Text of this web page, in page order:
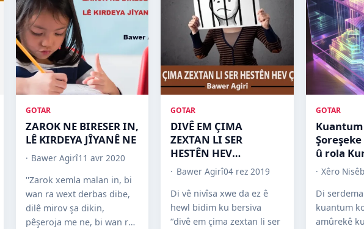
GOTAR
ZAROK NE BIRESER IN,
LÊ KIRDEYA JÎYANÊ NE
Bawer Agirî11 avr 2020
''Zarok xemla malan in, bi
wan ra wext derbas dibe,
dilê mirov şa dikin,
pêşeroja me ne, bi wan ra
GOTAR
DIVÊ EM ÇIMA
ZEXTAN LI SER
HESTÊN HEV
ÇÊNEKIN?
Bawer Agirî04 rez 2019
Di vê nivîsa xwe da ez ê
hewl bidim ku bersiva
‘’divê em çima zextan li ser
GOTAR
û rola
Xêro
Di
kuantum
amûrekê